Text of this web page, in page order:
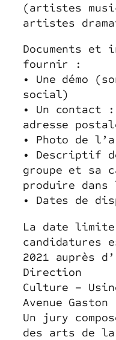
(artistes
artistes
Documents et
fournir :
• Une démo
social)
• Un contact
adresse
• Photo de
• Descriptif
groupe et sa
produire dans
• Dates de
La date limite
candidatures
2021 auprès
Direction
Culture –
Avenue
Un jury
des arts de